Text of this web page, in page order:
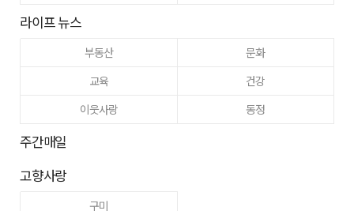
라이프 뉴스
부동산
문화
교육
건강
이웃사랑
동정
주간매일
고향사랑
구미